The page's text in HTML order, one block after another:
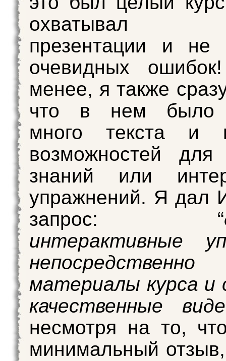
охватывал
презентации и не
очевидных
менее, я также
что в нем было
много текста и
возможностей для
знаний или
упражнений. Я дал
запрос: “
интерактивные
материалы курса и
качественные
несмотря на то,
минимальный